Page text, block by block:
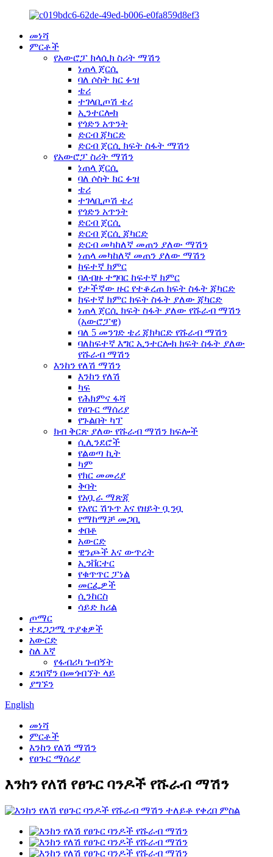
መነሻ
ምርቶች
የአውሮፓ ክላሲክ ስሪት ማሽን
ነጠላ ጀርሲ
ባለ ሶስት ክር ፉዝ
ቴሪ
ተገላቢጦሽ ቴሪ
ኢንተርሎክ
የጎድን አጥንት
ድርብ ጃካርድ
ድርብ ጀርሲ ክፍት ስፋት ማሽን
የአውሮፓ ስሪት ማሽን
ነጠላ ጀርሲ
ባለ ሶስት ክር ፉዝ
ቴሪ
ተገላቢጦሽ ቴሪ
የጎድን አጥንት
ድርብ ጀርሲ
ድርብ ጀርሲ ጃካርድ
ድርብ መካከለኛ መጠን ያለው ማሽን
ነጠላ መካከለኛ መጠን ያለው ማሽን
ከፍተኛ ክምር
ባለብዙ ተግባር ከፍተኛ ክምር
የታችኛው ዙር የተቆረጠ ክፍት ስፋት ጃካርድ
ከፍተኛ ክምር ክፍት ስፋት ያለው ጃካርድ
ነጠላ ጀርሲ ክፍት ስፋት ያለው የሹራብ ማሽን
(አውሮፓዊ)
ባለ 5 መንገድ ቴሪ ጃክካርድ የሹራብ ማሽን
ባለከፍተኛ እግር ኢንተርሎክ ክፍት ስፋት ያለው
የሹራብ ማሽን
እንከን የለሽ ማሽን
እንከን የለሽ
ካፍ
የሕክምና ፋሻ
የፀጉር ማሰሪያ
የጉልበት ካፕ
ክብ ቅርጽ ያለው የሹራብ ማሽን ክፍሎች
ሲሊንደሮች
የልወጣ ኪት
ካም
የክር መመሪያ
ቅባት
የአቧራ ማጽጃ
የአየር ሽጉጥ እና የዘይት ቧንቧ
የማከማቻ መጋቢ
ቀበቶ
አውርድ
ዊንጮች እና ውጥረት
ኢንቨርተር
የቁጥጥር ፓነል
መርፌዎች
ሲንከርስ
ሳይድ ክሪል
ጦማር
ተደጋጋሚ ጥያቄዎች
አውርድ
ስለ እኛ
የፋብሪካ ጉብኝት
ደንበኛን በመጎብኘት ላይ
ያግኙን
English
መነሻ
ምርቶች
እንከን የለሽ ማሽን
የፀጉር ማሰሪያ
እንከን የለሽ የፀጉር ባንዶች የሹራብ ማሽን